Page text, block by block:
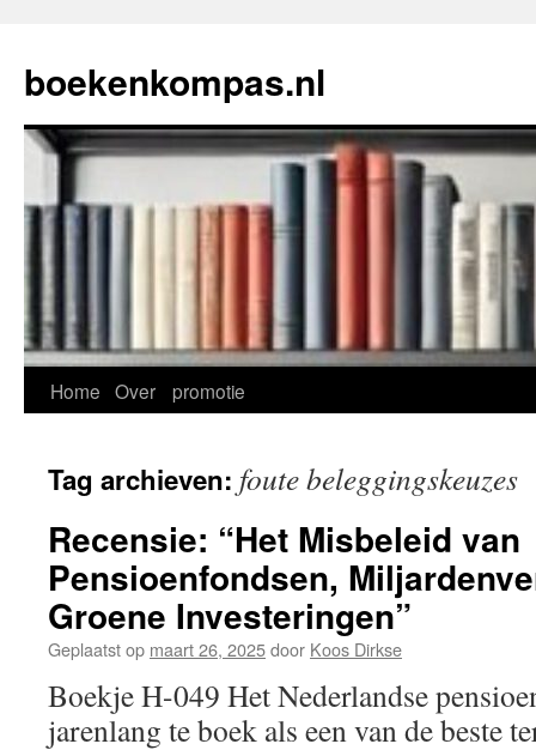
de
inhoud
boekenkompas.nl
Home Over promotie
Tag archieven: foute beleggingskeuzes
Recensie: “Het Misbeleid van
Pensioenfondsen,
Groene Investeringen”
Geplaatst op maart 26, 2025door Koos Dirkse
Boekje H-049 Het Nederlandse
jarenlang te boek als een van de beste